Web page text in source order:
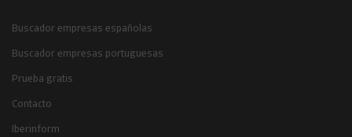
Buscador empresas españolas
Buscador empresas portuguesas
Prueba gratis
Contacto
Iberinform